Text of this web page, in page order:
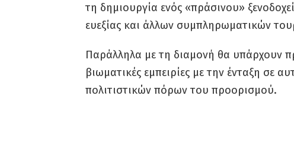
τη δημιουργία ενός «πράσινου»
ευεξίας και άλλων συμπληρωματικών
Παράλληλα με τη διαμονή θα υπάρχουν
βιωματικές εμπειρίες με την ένταξη σε
πολιτιστικών πόρων του προορισμού.